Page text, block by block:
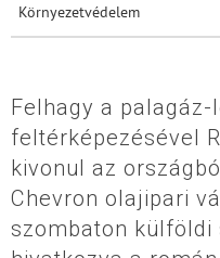
Környezetvédelem
Felhagy a
feltérképezésével
kivonul az
Chevron olajipari
szombaton